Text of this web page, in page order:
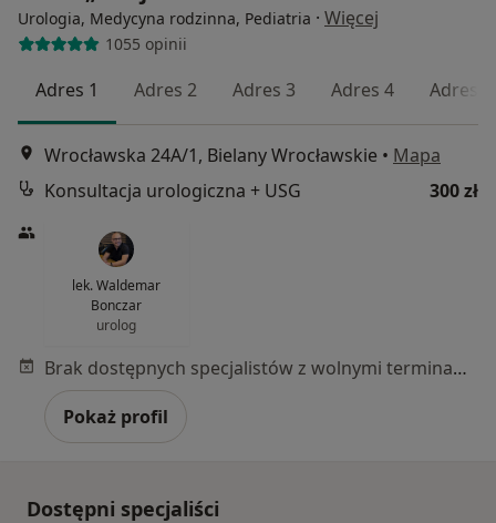
Urologia, Medycyna rodzinna, Pediatria · Więcej
1055 opinii
Adres 1 Adres 2 Adres 3 Adres 4 Adres 5
Wrocławska 24A/1, Bielany Wrocławskie • Mapa
Konsultacja urologiczna + USG
300 zł
lek. Waldemar
Bonczar
urolog
Brak dostępnych specjalistów z wolnymi terminami w tym centrum medycznym.
Pokaż profil
Dostępni specjaliści